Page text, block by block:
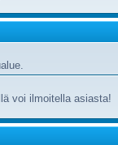
voi ilmoitella asiasta!